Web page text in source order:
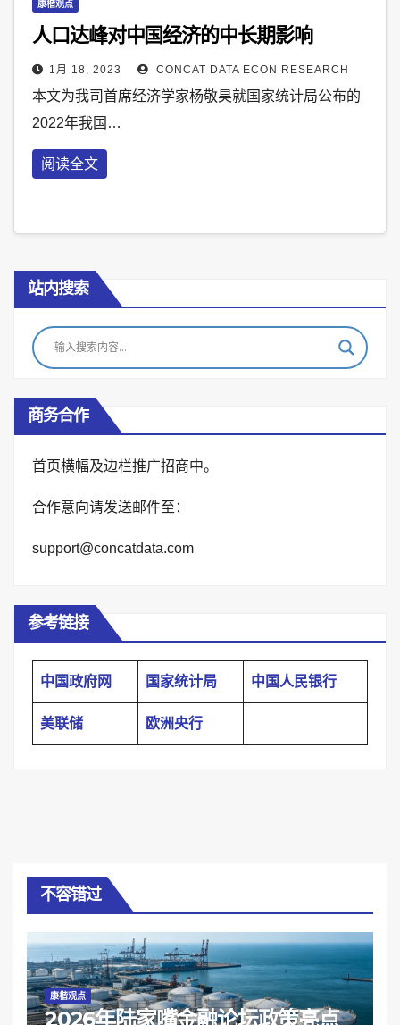
康楷观点
人口达峰对中国经济的中长期影响
1月 18, 2023 CONCAT DATA ECON RESEARCH
本文为我司首席经济学家杨敬昊就国家统计局公布的
2022年我国…
阅读全文
站内搜索
商务合作
首页横幅及边栏推广招商中。
合作意向请发送邮件至：
support@concatdata.com
参考链接
中国政府网 国家统计局 中国人民银行
美联储 欧洲央行
不容错过
康楷观点
2026年陆家嘴金融论坛政策亮点